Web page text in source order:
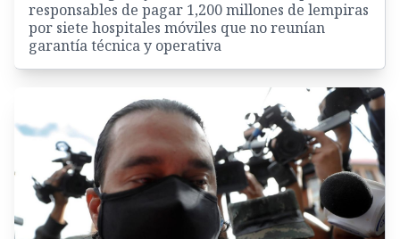
responsables de pagar 1,200 millones de lempiras
por siete hospitales móviles que no reunían
garantía técnica y operativa